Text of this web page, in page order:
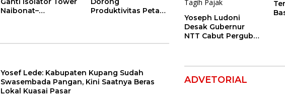
Naibonat–
Produktivitas Petani
Yosef Lede: Kabupaten Kupang Sudah
Swasembada Pangan, Kini Saatnya Beras
Lokal Kuasai Pasar
Yoseph Ludoni
Desak Gubernur
NTT Cabut Pergub
ADVETORIAL